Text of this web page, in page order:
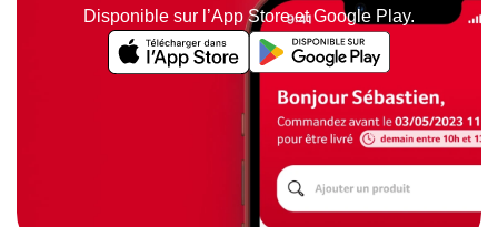
Disponible sur l’App Store et Google Play.